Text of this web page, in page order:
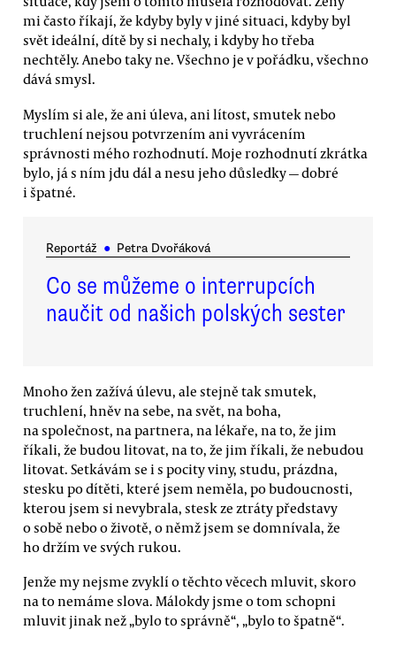
mi často říkají, že kdyby byly v jiné situaci, kdyby byl
svět ideální, dítě by si nechaly, i kdyby ho třeba
nechtěly. Anebo taky ne. Všechno je v pořádku, všechno
dává smysl.
Myslím si ale, že ani úleva, ani lítost, smutek nebo
truchlení nejsou potvrzením ani vyvrácením
správnosti mého rozhodnutí. Moje rozhodnutí zkrátka
bylo, já s ním jdu dál a nesu jeho důsledky — dobré
i špatné.
Reportáž ● Petra Dvořáková
Co se můžeme o interrupcích
naučit od našich polských sester
Mnoho žen zažívá úlevu, ale stejně tak smutek,
truchlení, hněv na sebe, na svět, na boha,
na společnost, na partnera, na lékaře, na to, že jim
říkali, že budou litovat, na to, že jim říkali, že nebudou
litovat. Setkávám se i s pocity viny, studu, prázdna,
stesku po dítěti, které jsem neměla, po budoucnosti,
kterou jsem si nevybrala, stesk ze ztráty představy
o sobě nebo o životě, o němž jsem se domnívala, že
ho držím ve svých rukou.
Jenže my nejsme zvyklí o těchto věcech mluvit, skoro
na to nemáme slova. Málokdy jsme o tom schopni
mluvit jinak než „bylo to správně“, „bylo to špatně“.